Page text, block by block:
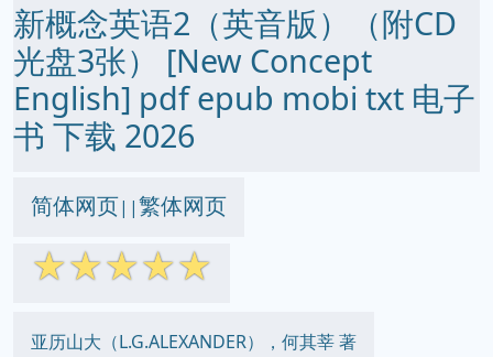
新概念英语2（英音版）（附CD
光盘3张） [New Concept
English] pdf epub mobi txt 电子
书 下载 2026
简体网页||繁体网页
☆☆☆☆☆
亚历山大（L.G.ALEXANDER），何其莘 著